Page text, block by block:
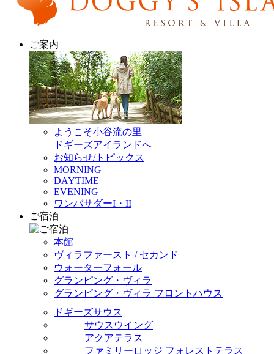
ご案内
ようこそ小谷流の里
ドギーズアイランドへ
お知らせ/トピックス
MORNING
DAYTIME
EVENING
ワンバサダーI・II
ご宿泊
本館
ヴィラファースト / セカンド
ウォーターフォール
グランピング・ヴィラ
グランピング・ヴィラ フロントハウス
ドギーズサウス
サウスウイング
アクアテラス
ファミリーロッジ フォレストテラス